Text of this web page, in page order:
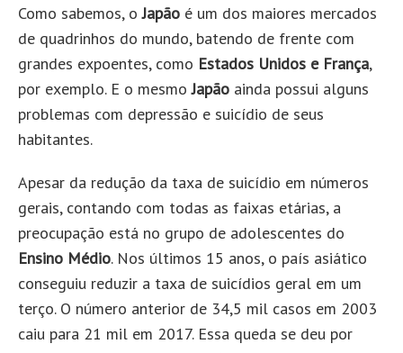
Como sabemos, oJapão é um dos maiores mercados
de quadrinhos do mundo, batendo de frente com
grandes expoentes, como Estados Unidos e França,
por exemplo. E o mesmoJapão ainda possui alguns
problemas com depressão e suicídio de seus
habitantes.
Apesar da redução da taxa de suicídio em números
gerais, contando com todas as faixas etárias, a
preocupação está no grupo de adolescentes do
Ensino Médio. Nos últimos 15 anos, o país asiático
conseguiu reduzir a taxa de suicídios geral em um
terço. O número anterior de 34,5 mil casos em 2003
caiu para 21 mil em 2017. Essa queda se deu por